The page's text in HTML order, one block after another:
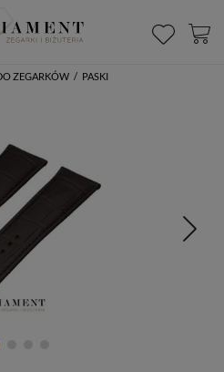
ZEGARKÓW / PASKI